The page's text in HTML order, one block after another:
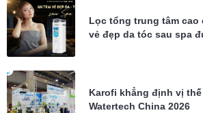
Lọc tổng trung tâm cao
vẻ đẹp da tóc sau spa
Karofi khẳng định vị
Watertech China 2026